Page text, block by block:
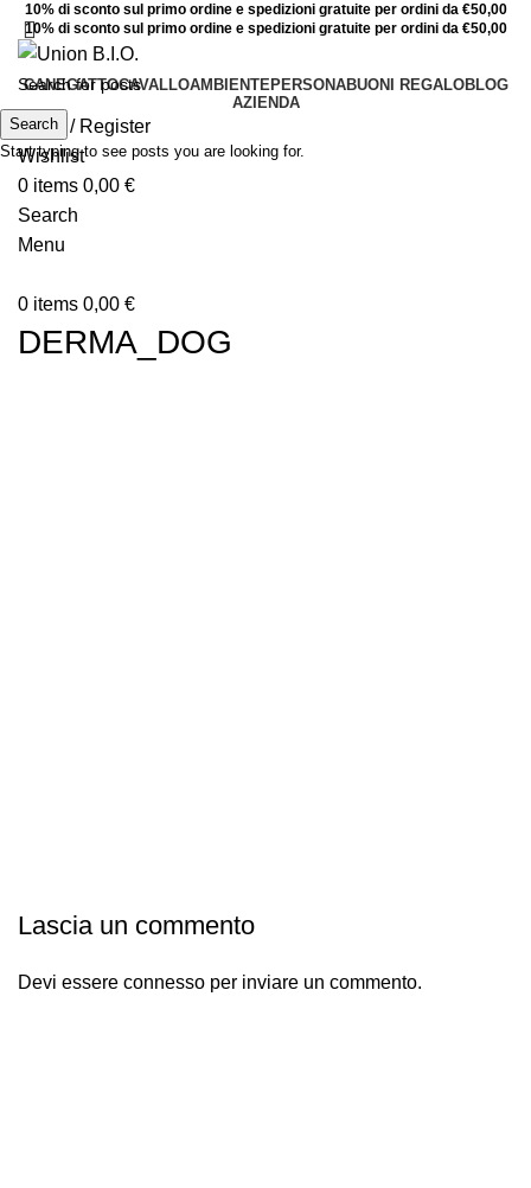
10% di sconto sul primo ordine e spedizioni gratuite per ordini da €50,00
10% di sconto sul primo ordine e spedizioni gratuite per ordini da €50,00
CANEGATTOCAVALLOAMBIENTEPERSONABUONI REGALOBLOG
AZIENDA
Login / Register
Wishlist
0 items 0,00 €
Search
Menu
0 items 0,00 €
DERMA_DOG
Lascia un commento
Devi essere connesso per inviare un commento.
Search
Start typing to see posts you are looking for.